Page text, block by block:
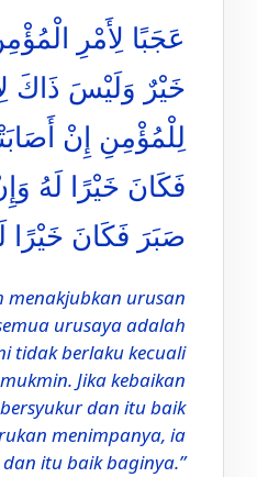
عَجَبًا لِأَمْرِ
خَيْرٌ وَلَيْسَ ذَاكَ
لِلْمُؤْمِنِ إِنْ
فَكَانَ خَيْرًا لَهُ
صَبَرَ فَكَانَ خَيْرًا
menakjubkan urusan
urusaya adalah
tidak berlaku kecuali
Jika kebaikan
dan itu baik
menimpanya, ia
itu baik baginya.”